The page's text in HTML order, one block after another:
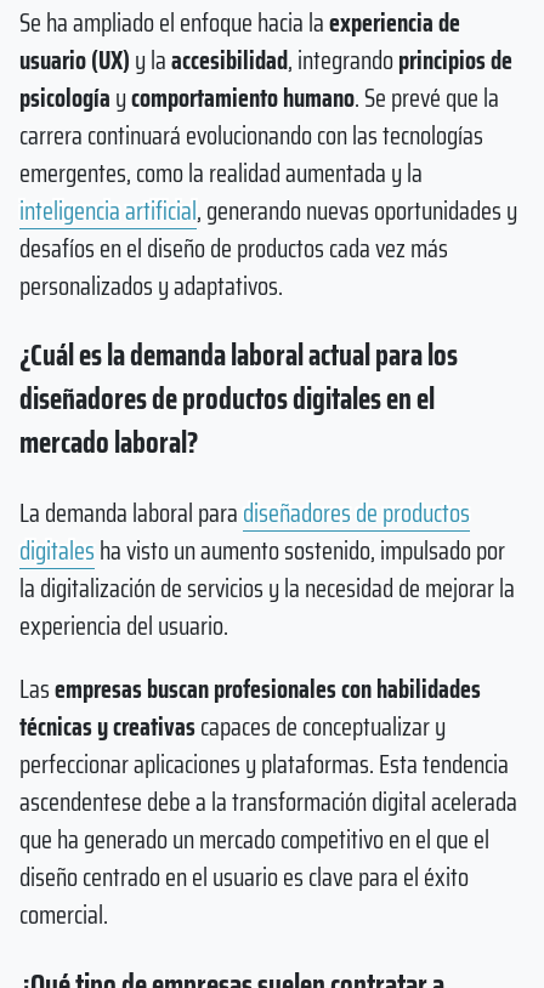
Se ha ampliado el enfoque hacia laexperiencia de
usuario (UX)y laaccesibilidad, integrandoprincipios de
psicologíaycomportamiento humano. Se prevé que la
carrera continuará evolucionando con las tecnologías
emergentes, como la realidad aumentada y la
inteligencia artificial, generando nuevas oportunidades y
desafíos en el diseño de productos cada vez más
personalizados y adaptativos.
¿Cuál es la demanda laboral actual para los
diseñadores de productos digitales en el
mercado laboral?
La demanda laboral paradiseñadores de productos
digitalesha visto un aumento sostenido, impulsado por
la digitalización de servicios y la necesidad de mejorar la
experiencia del usuario.
Lasempresas buscan profesionales con habilidades
técnicas y creativascapaces de conceptualizar y
perfeccionar aplicaciones y plataformas. Esta tendencia
ascendentese debe a la transformación digital acelerada
que ha generado un mercado competitivo en el que el
diseño centrado en el usuario es clave para el éxito
comercial.